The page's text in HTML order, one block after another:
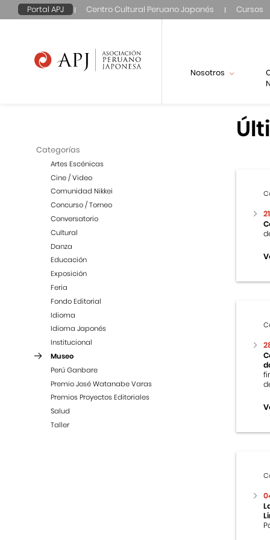
Portal APJ Centro Cultural Peruano Japonés Cursos
Nosotros
Categorías
Artes Escénicas
Cine / Video
Comunidad Nikkei
Concurso / Torneo
Conversatorio
Cultural
Danza
Educación
Exposición
Feria
Fondo Editorial
Idioma
Idioma Japonés
Institucional
Museo
Perú Ganbare
Premio José Watanabe Varas
Premios Proyectos Editoriales
Salud
Taller